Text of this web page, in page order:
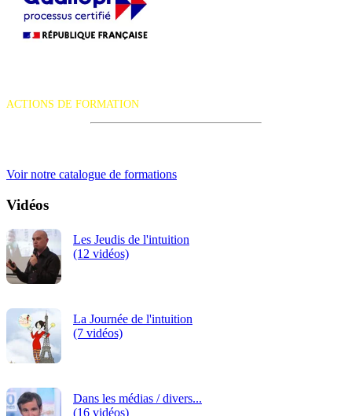
ACTIONS DE FORMATION
Voir notre catalogue de formations
Vidéos
Les Jeudis de l'intuition
(12 vidéos)
La Journée de l'intuition
(7 vidéos)
Dans les médias / divers...
(16 vidéos)